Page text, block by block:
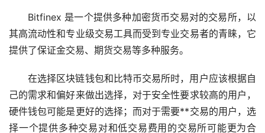
Bitfinex 是一个提供多种加密货币交易对的交易所，以
其高流动性和专业级交易工具而受到专业交易者的青睐，它
提供了保证金交易、期货交易等多种服务。
在选择区块链钱包和比特币交易所时，用户应该根据自
己的需求和偏好来做出选择，对于安全性要求较高的用户，
硬件钱包可能是更好的选择；而对于需要**交易的用户，选
择一个提供多种交易对和低交易费用的交易所可能更为合